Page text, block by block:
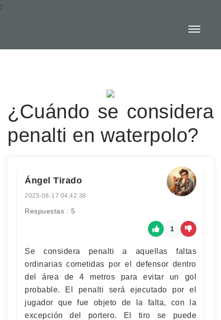
:
¿Cuándo se considera
penalti en waterpolo?
Ángel Tirado
2025-08-17 04:42:38
Respuestas : 5
1
Se considera penalti a aquellas faltas
ordinarias cometidas por el defensor dentro
del área de 4 metros para evitar un gol
probable. El penalti será ejecutado por el
jugador que fue objeto de la falta, con la
excepción del portero. El tiro se puede